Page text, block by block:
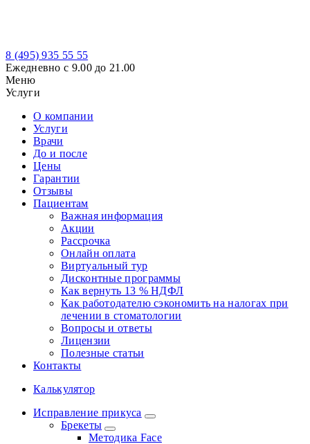
8 (495) 935 55 55
Ежедневно с 9.00 до 21.00
Меню
Услуги
О компании
Услуги
Врачи
До и после
Цены
Гарантии
Отзывы
Пациентам
Важная информация
Акции
Рассрочка
Онлайн оплата
Виртуальный тур
Дисконтные программы
Как вернуть 13 % НДФЛ
Как работодателю сэкономить на налогах при
лечении в стоматологии
Вопросы и ответы
Лицензии
Полезные статьи
Контакты
Калькулятор
Исправление прикуса
Брекеты
Методика Face